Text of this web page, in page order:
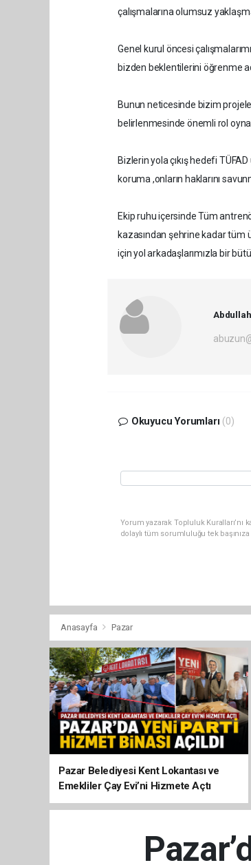
çalışmalarına olumsuz
Genel kurul öncesi
bizden beklentilerini öğrenme
Bunun neticesinde bizim
belirlenmesinde önemli rol
Bizlerin yola çıkış hedefi
koruma ,onların haklarını
Ekip ruhu içersinde Tüm
kazasından şehrine kadar tüm
için yol arkadaşlarımızla bir
Okuyucu Yorumları (0)
Yorum yazarak Topluluk
dolaylı tüm sorumluluğu tek
Anasayfa Pazar
Pazar Belediyesi Kent Lokantası ve
Emekliler Çay Evi’ni Hizmete Açtı